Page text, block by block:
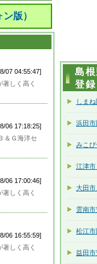
版）
07 04:55:47]
しく高く
06 17:18:25]
＆Ｇ海洋セ
06 17:00:46]
しく高く
06 16:55:59]
しく高く
島
登
しま
浜田
みこ
江津
大田市
雲南
松江
益田